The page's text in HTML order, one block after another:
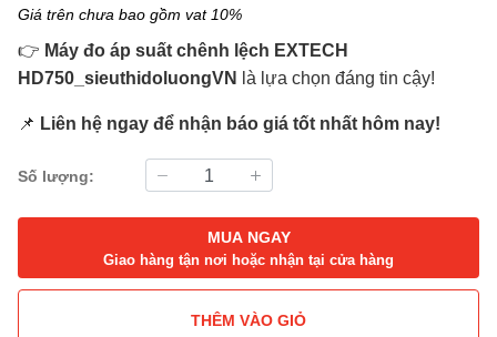
Giá trên chưa bao gồm vat 10%
👉 Máy đo áp suất chênh lệch EXTECH
HD750_sieuthidoluongVN
là lựa chọn đáng tin cậy!
📌 Liên hệ ngay để nhận báo giá tốt nhất hôm nay!
Số lượng:
MUA NGAY
Giao hàng tận nơi hoặc nhận tại cửa hàng
THÊM VÀO GIỎ